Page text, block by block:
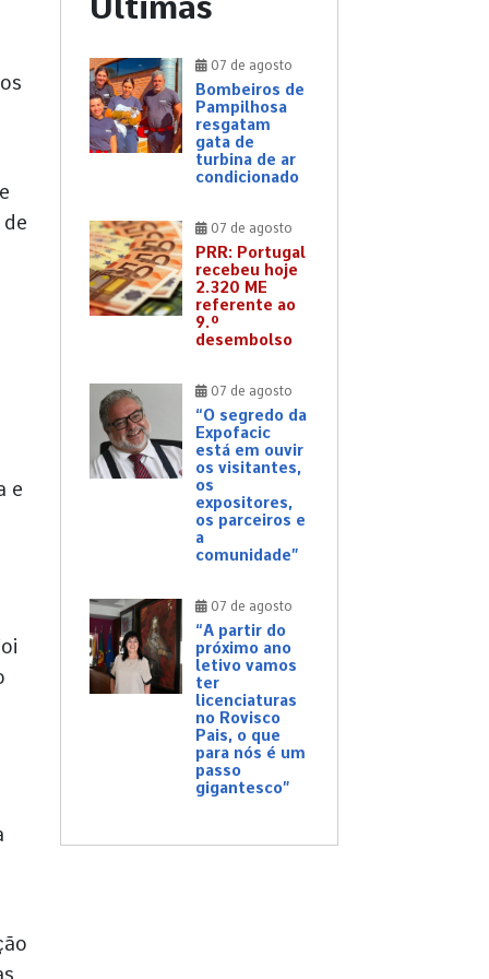
e
07 de agosto
Bombeiros de
Pampilhosa
resgatam
gata de
turbina de ar
condicionado
07 de agosto
PRR: Portugal
recebeu hoje
2.320 ME
referente ao
9.º
desembolso
07 de agosto
“O segredo da
Expofacic
está em ouvir
os visitantes,
os
expositores,
os parceiros e
a
comunidade”
07 de agosto
“A partir do
próximo ano
letivo vamos
ter
licenciaturas
no Rovisco
Pais, o que
para nós é um
passo
gigantesco”